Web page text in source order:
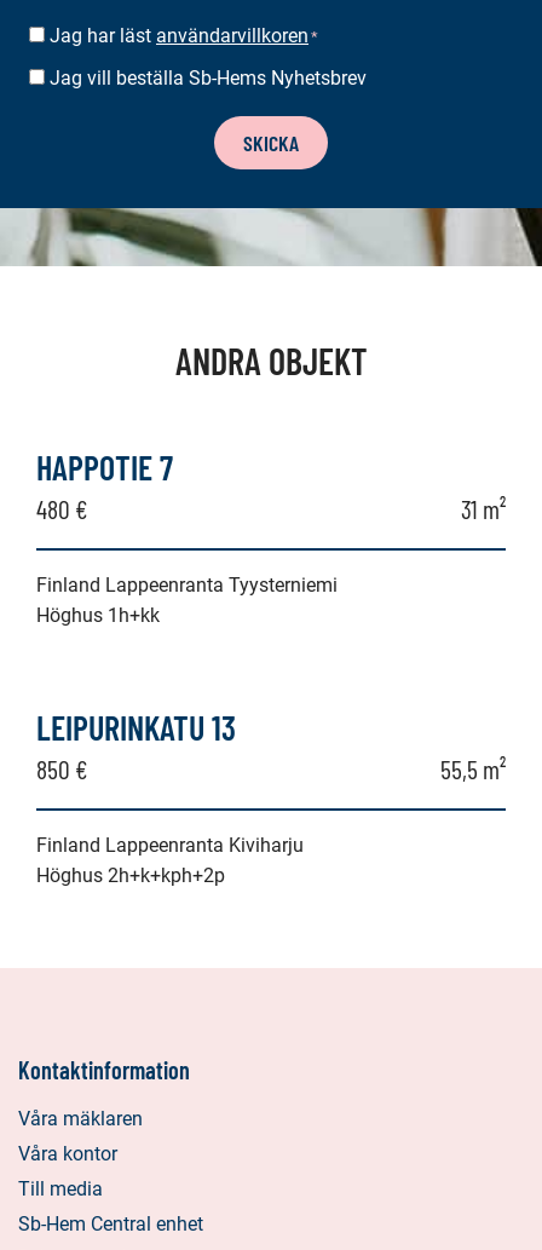
SUOSTUMUS *
Jag har läst användarvillkoren *
BESTÄLLA
Jag vill beställa Sb-Hems Nyhetsbrev
SKICKA
ANDRA OBJEKT
HAPPOTIE 7
480 € 31 m²
Finland Lappeenranta Tyysterniemi
Höghus 1h+kk
LEIPURINKATU 13
850 € 55,5 m²
Finland Lappeenranta Kiviharju
Höghus 2h+k+kph+2p
Kontaktinformation
Våra mäklaren
Våra kontor
Till media
Sb-Hem Central enhet